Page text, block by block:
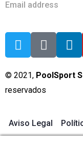
© 2021, PoolSport
reservados
Aviso Legal